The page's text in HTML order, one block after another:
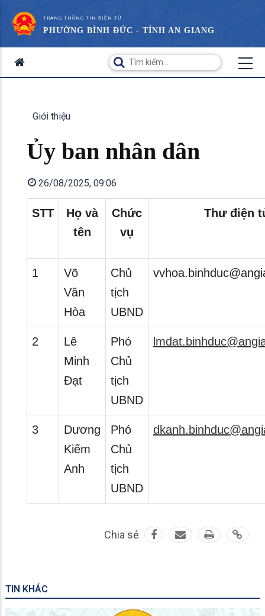
TRANG THÔNG TIN ĐIỆN TỬ
PHƯỜNG BÌNH ĐỨC - TỈNH AN GIANG
Giới thiệu
Ủy ban nhân dân
26/08/2025, 09:06
STT
Họ và
tên
Chức
vụ
Thư điện
1
Võ
Văn
Hòa
Chủ
tịch
UBND
2
Lê
Minh
Đạt
Phó
Chủ
tịch
UBND
3
Dương
Kiếm
Anh
Phó
Chủ
tịch
UBND
Chia sẻ
TIN KHÁC